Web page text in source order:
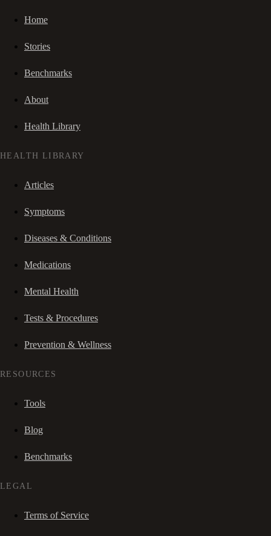
Home
Stories
Benchmarks
About
Health Library
HEALTH LIBRARY
Articles
Symptoms
Diseases & Conditions
Medications
Mental Health
Tests & Procedures
Prevention & Wellness
RESOURCES
Tools
Blog
Benchmarks
LEGAL
Terms of Service